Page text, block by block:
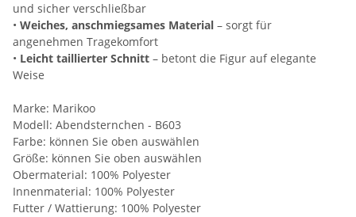
und sicher verschließbar
• Weiches, anschmiegsames Material – sorgt für
angenehmen Tragekomfort
• Leicht taillierter Schnitt – betont die Figur auf elegante
Weise
Marke: Marikoo
Modell: Abendsternchen - B603
Farbe: können Sie oben auswählen
Größe: können Sie oben auswählen
Obermaterial: 100% Polyester
Innenmaterial: 100% Polyester
Futter / Wattierung: 100% Polyester